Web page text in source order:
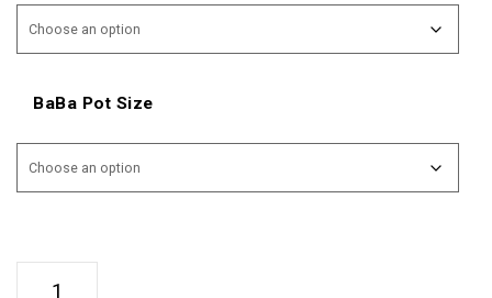
BaBa Pot Size